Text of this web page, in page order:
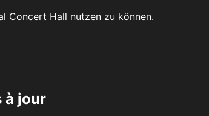
Concert Hall nutzen zu können.
à jour